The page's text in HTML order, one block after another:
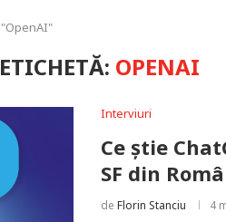
ETICHETĂ: OPENAI
Interviuri
Ce știe
SF din
de Florin Stanciu 4